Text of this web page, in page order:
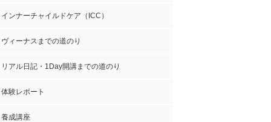
インナーチャイルドケア（ICC）
ヴィーナスまでの道のり
リアル日記・1Day開講までの道のり
体験レポート
養成講座